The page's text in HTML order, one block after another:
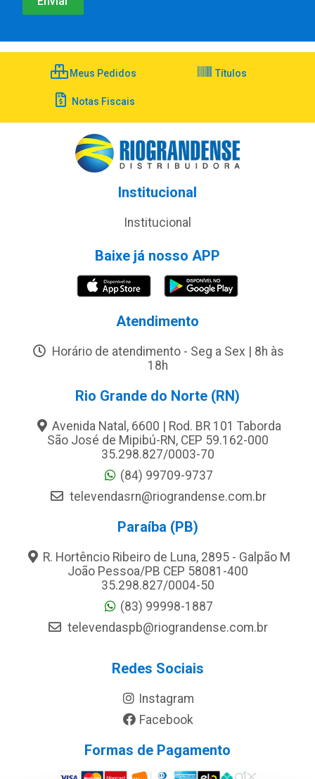
Meus Pedidos Títulos
Notas Fiscais
Institucional
Institucional
Baixe já nosso APP
Atendimento
Horário de atendimento - Seg a Sex | 8h às
18h
Rio Grande do Norte (RN)
Avenida Natal, 6600 | Rod. BR 101 Taborda
São José de Mipibú-RN, CEP 59.162-000
35.298.827/0003-70
(84) 99709-9737
televendasrn@riograndense.com.br
Paraíba (PB)
R. Hortêncio Ribeiro de Luna, 2895 - Galpão M
João Pessoa/PB CEP 58081-400
35.298.827/0004-50
(83) 99998-1887
televendaspb@riograndense.com.br
Redes Sociais
Instagram
Facebook
Formas de Pagamento